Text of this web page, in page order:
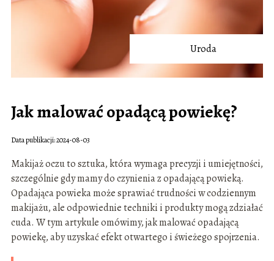
Uroda
Jak malować opadącą powiekę?
Data publikacji: 2024-08-03
Makijaż oczu to sztuka, która wymaga precyzji i umiejętności,
szczególnie gdy mamy do czynienia z opadającą powieką.
Opadająca powieka może sprawiać trudności w codziennym
makijażu, ale odpowiednie techniki i produkty mogą zdziałać
cuda. W tym artykule omówimy, jak malować opadającą
powiekę, aby uzyskać efekt otwartego i świeżego spojrzenia.